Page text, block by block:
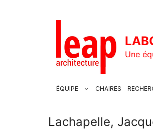
Une
ÉQUIPE CHAIRES
Lachapelle,